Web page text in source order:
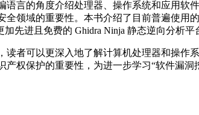
言的角度介绍处理器、操作系统和应用软
领域的重要性。本书介绍了目前普遍使用
进且免费的 Ghidra Ninja 静态逆向分析平
者可以更深入地了解计算机处理器和操作
权保护的重要性，为进一步学习“软件漏洞